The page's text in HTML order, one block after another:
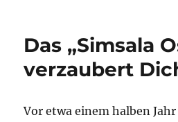
Das „Simsala
verzaubert
Vor etwa einem halben